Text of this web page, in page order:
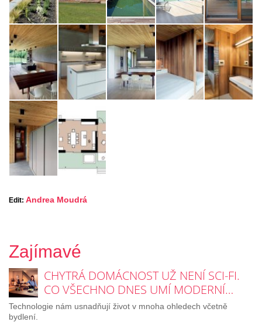
Edit: Andrea Moudrá
Zajímavé
CHYTRÁ DOMÁCNOST UŽ NENÍ SCI-FI.
CO VŠECHNO DNES UMÍ MODERNÍ…
Technologie nám usnadňují život v mnoha ohledech včetně
bydlení.